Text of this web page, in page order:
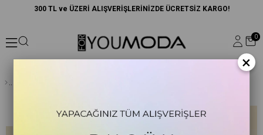
300 TL ve ÜZERİ ALIŞVERİŞLERİNİZDE ÜCRETSİZ KARGO!
0
×